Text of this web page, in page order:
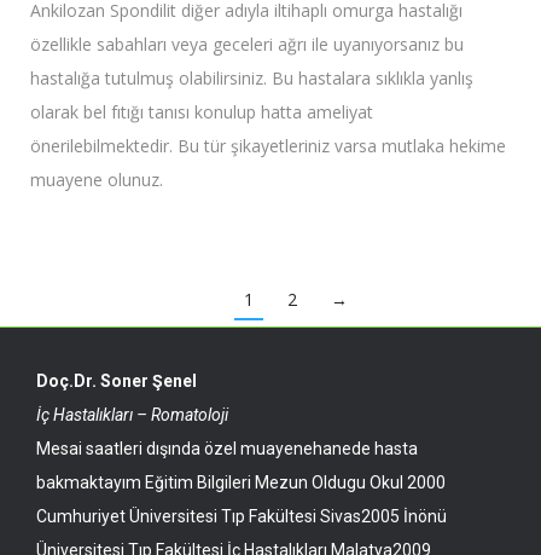
Ankilozan Spondilit diğer adıyla iltihaplı omurga hastalığı
özellikle sabahları veya geceleri ağrı ile uyanıyorsanız bu
hastalığa tutulmuş olabilirsiniz. Bu hastalara sıklıkla yanlış
olarak bel fıtığı tanısı konulup hatta ameliyat
önerilebilmektedir. Bu tür şikayetleriniz varsa mutlaka hekime
muayene olunuz.
1 2 →
Doç.Dr. Soner Şenel
İç Hastalıkları – Romatoloji
Mesai saatleri dışında özel muayenehanede hasta
bakmaktayım Eğitim Bilgileri Mezun Oldugu Okul 2000
Cumhuriyet Üniversitesi Tıp Fakültesi Sivas2005 İnönü
Üniversitesi Tıp Fakültesi İç Hastalıkları Malatya2009